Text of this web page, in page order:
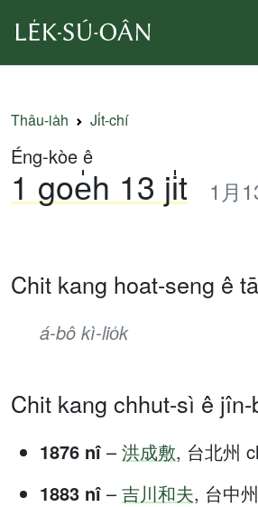
Thâu-ia̍h Ji̍t-chí
Éng-kòe ê
1 goe̍h 13 ji̍t 1月
Chit kang hoat-seng ê
á-bô kì-lio̍k
Chit kang chhut-sì ê jîn-
1876 nî – 洪成敷, 台北州
1883 nî – 吉川和夫, 台中